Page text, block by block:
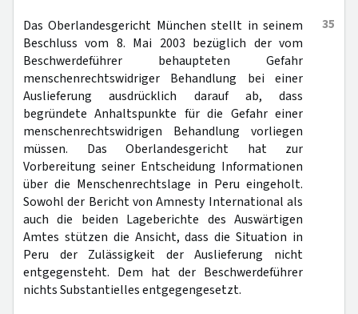
35
Das Oberlandesgericht München stellt in seinem
Beschluss vom 8. Mai 2003 bezüglich der vom
Beschwerdeführer behaupteten Gefahr
menschenrechtswidriger Behandlung bei einer
Auslieferung ausdrücklich darauf ab, dass
begründete Anhaltspunkte für die Gefahr einer
menschenrechtswidrigen Behandlung vorliegen
müssen. Das Oberlandesgericht hat zur
Vorbereitung seiner Entscheidung Informationen
über die Menschenrechtslage in Peru eingeholt.
Sowohl der Bericht von Amnesty International als
auch die beiden Lageberichte des Auswärtigen
Amtes stützen die Ansicht, dass die Situation in
Peru der Zulässigkeit der Auslieferung nicht
entgegensteht. Dem hat der Beschwerdeführer
nichts Substantielles entgegengesetzt.